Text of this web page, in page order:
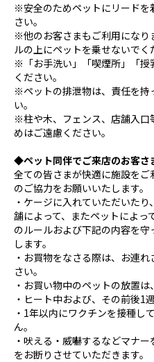
※安全のためペットにリードを
さい。
※他のお客さまもご利用になり
ルの上にペットを乗せないでく
※「お手洗い」「喫煙所」「授
ください。
※ペットの排泄物は、責任を持
い。
※柱や木、フェンス、店舗入口
めはご遠慮ください。
◆ペット同伴でご来店のお客
全ての皆さまが快適に施設を
のご協力をお願いいたします。
・ケージに入れていただいた
舗によって、またペットによっ
のルールおよび下記の内容を
します。
・お買物をなさる際は、お連
さい。
・お買い物中のペットの放置は
・ヒート中および、その前後1
・1年以内にワクチンを接種し
ん。
・吠える・威嚇するなどマナ
をお断りさせていただきます。